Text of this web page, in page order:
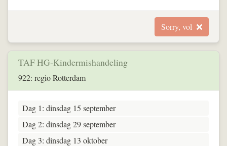
Sorry, vol
TAF HG-Kindermishandeling
922: regio Rotterdam
Dag 1: dinsdag 15 september
Dag 2: dinsdag 29 september
Dag 3: dinsdag 13 oktober